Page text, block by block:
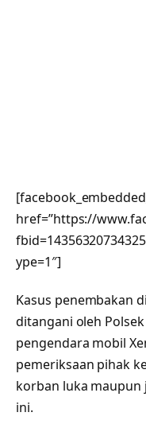
href=”https://
ype=1″]
Kasus penembakan
ditangani oleh
pengendara mobil
pemeriksaan pihak
korban luka maupun
ini.